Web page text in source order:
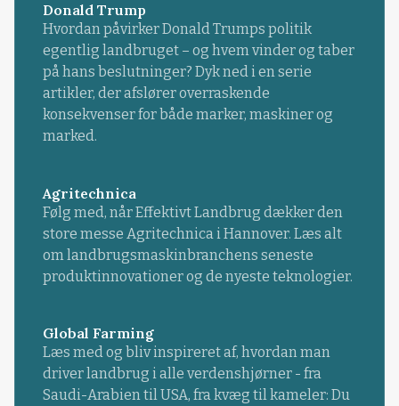
Donald Trump
Hvordan påvirker Donald Trumps politik
egentlig landbruget – og hvem vinder og taber
på hans beslutninger? Dyk ned i en serie
artikler, der afslører overraskende
konsekvenser for både marker, maskiner og
marked.
Agritechnica
Følg med, når Effektivt Landbrug dækker den
store messe Agritechnica i Hannover. Læs alt
om landbrugsmaskinbranchens seneste
produktinnovationer og de nyeste teknologier.
Global Farming
Læs med og bliv inspireret af, hvordan man
driver landbrug i alle verdenshjørner - fra
Saudi-Arabien til USA, fra kvæg til kameler: Du